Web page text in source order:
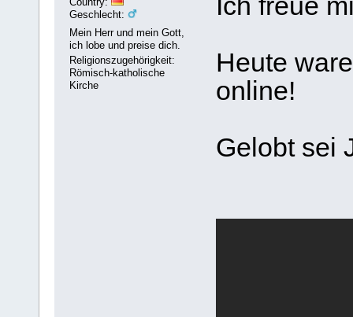
Geschlecht:
Mein Herr und mein Gott,
ich lobe und preise dich.
Religionszugehörigkeit:
Römisch-katholische
Kirche
Ich freue
Heute
online!
Gelobt sei